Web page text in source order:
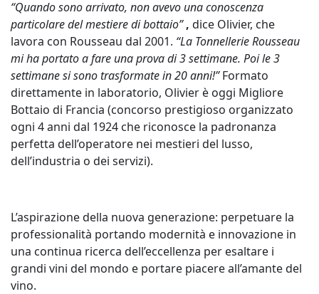
“Quando sono arrivato, non avevo una conoscenza
particolare del mestiere di bottaio”, dice Olivier, che
lavora con Rousseau dal 2001. “La Tonnellerie Rousseau
mi ha portato a fare una prova di 3 settimane. Poi le 3
settimane si sono trasformate in 20 anni!”Formato
direttamente in laboratorio, Olivier è oggi Migliore
Bottaio di Francia (concorso prestigioso organizzato
ogni 4 anni dal 1924 che riconosce la padronanza
perfetta dell’operatore nei mestieri del lusso,
dell’industria o dei servizi).
L’aspirazione della nuova generazione: perpetuare la
professionalità portando modernità e innovazione in
una continua ricerca dell’eccellenza per esaltare i
grandi vini del mondo e portare piacere all’amante del
vino.